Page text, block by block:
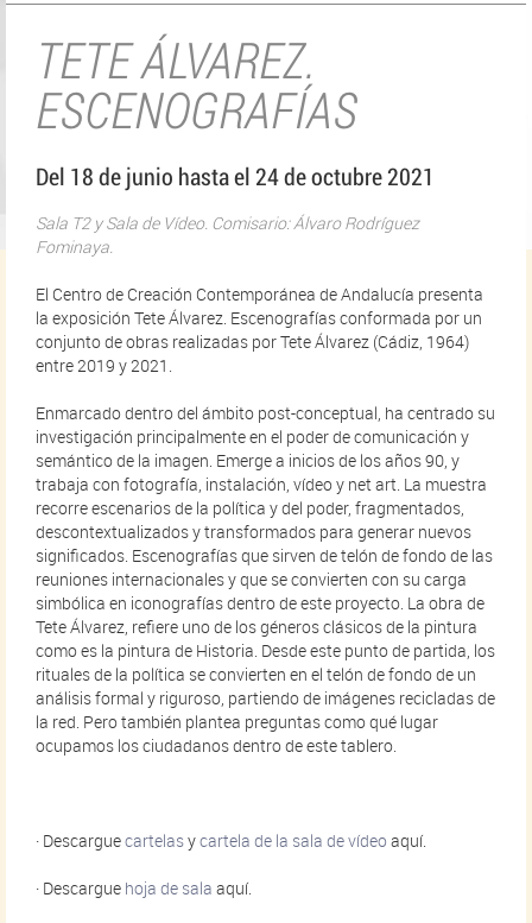
TETE ÁLVAREZ.
ESCENOGRAFÍAS
Del 18 de junio hasta el 24 de octubre 2021
Sala T2 y Sala de Vídeo. Comisario: Álvaro Rodríguez
Fominaya.
El Centro de Creación Contemporánea de Andalucía presenta
la exposición Tete Álvarez. Escenografías conformada por un
conjunto de obras realizadas por Tete Álvarez (Cádiz, 1964)
entre 2019 y 2021.
Enmarcado dentro del ámbito post-conceptual, ha centrado su
investigación principalmente en el poder de comunicación y
semántico de la imagen. Emerge a inicios de los años 90, y
trabaja con fotografía, instalación, vídeo y net art. La muestra
recorre escenarios de la política y del poder, fragmentados,
descontextualizados y transformados para generar nuevos
significados. Escenografías que sirven de telón de fondo de las
reuniones internacionales y que se convierten con su carga
simbólica en iconografías dentro de este proyecto. La obra de
Tete Álvarez, refiere uno de los géneros clásicos de la pintura
como es la pintura de Historia. Desde este punto de partida, los
rituales de la política se convierten en el telón de fondo de un
análisis formal y riguroso, partiendo de imágenes recicladas de
la red. Pero también plantea preguntas como qué lugar
ocupamos los ciudadanos dentro de este tablero.
· Descarguecartelasycartela de la sala de vídeo aquí.
· Descargue hoja de sala aquí.